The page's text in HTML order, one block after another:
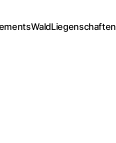
WaldLiegenschaften